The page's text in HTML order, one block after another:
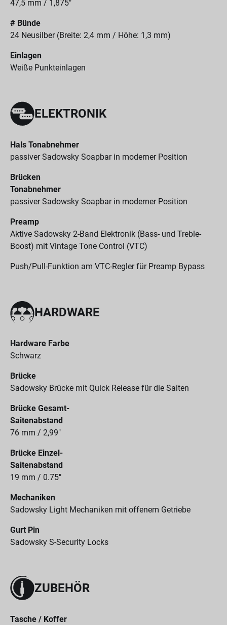
47,5 mm / 1,875"
# Bünde
24 Neusilber (Breite: 2,4 mm / Höhe: 1,3 mm)
Einlagen
Weiße Punkteinlagen
ELEKTRONIK
Hals Tonabnehmer
passiver Sadowsky Soapbar in moderner Position
Brücken
Tonabnehmer
passiver Sadowsky Soapbar in moderner Position
Preamp
Aktive Sadowsky 2-Band Elektronik (Bass- und Treble-
Boost) mit Vintage Tone Control (VTC)
Push/Pull-Funktion am VTC-Regler für Preamp Bypass
HARDWARE
Hardware Farbe
Schwarz
Brücke
Sadowsky Brücke mit Quick Release für die Saiten
Brücke Gesamt-
Saitenabstand
76 mm / 2,99"
Brücke Einzel-
Saitenabstand
19 mm / 0.75"
Mechaniken
Sadowsky Light Mechaniken mit offenem Getriebe
Gurt Pin
Sadowsky S-Security Locks
ZUBEHÖR
Tasche / Koffer